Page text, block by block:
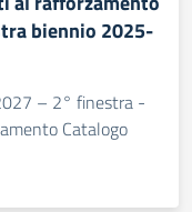
biennio 2025-
– 2° finestra -
Catalogo